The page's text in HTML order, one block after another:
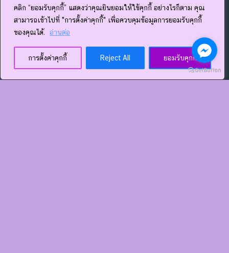
คลิก “ยอมรับคุกกี้” แสดงว่าคุณยินยอมให้ใช้คุกกี้ อย่างไรก็ตาม คุณ
สามารถเข้าไปที่ "การตั้งค่าคุกกี้" เพื่อควบคุมข้อมูลการยอมรับคุกกี้
ของคุณได้.
อ่านต่อ
การตั้งค่าคุกกี้ Reject All ยอมรับคุกกี้